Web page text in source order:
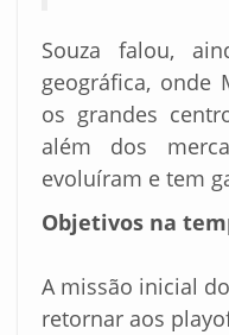
Souza falou,
geográfica, onde
os grandes
além dos
evoluíram e tem
Objetivos na
A missão inicial
retornar aos